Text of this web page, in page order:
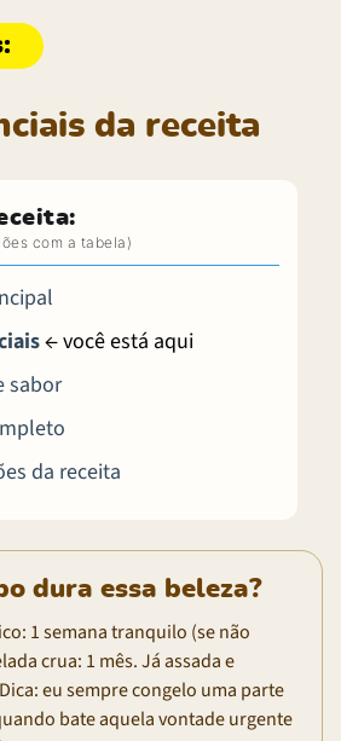
da receita
← você está aqui
sabor
da receita
dura essa beleza?
1 semana tranquilo (se não
crua: 1 mês. Já assada e
eu sempre congelo uma parte
bate aquela vontade urgente